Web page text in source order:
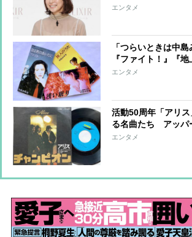
は？
エンタメ
「つらいときは中島
『ファイト！』『
ダムを放流する歌声
エンタメ
活動50周年「アリ
る名曲たち アッパ
ディブローも
エンタメ